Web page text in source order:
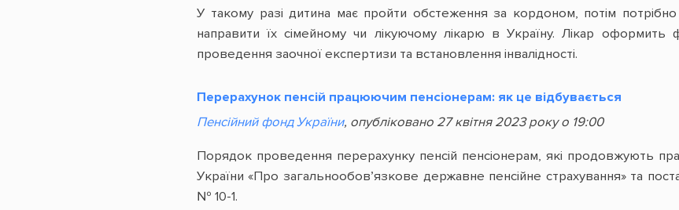
У такому разі дитина має пройти обстеження за кордоном, потім
направити їх сімейному чи лікуючому лікарю в Україну. Лікар
проведення заочної експертизи та встановлення інвалідності.
Перерахунок пенсій працюючим пенсіонерам: як це відбувається
Пенсійний фонд України, опубліковано 27 квітня 2023 року о 19:00
Порядок проведення перерахунку пенсій пенсіонерам, які продовжують
України «Про загальнообов’язкове державне пенсійне страхування» та
№ 10-1.